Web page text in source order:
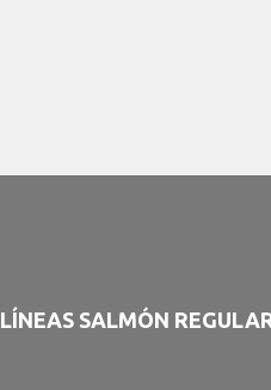
LÍNEAS SALMÓN